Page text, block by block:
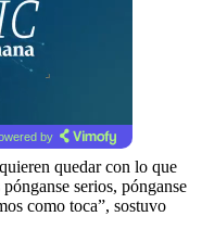
by
quedar con lo que
serios, pónganse
como toca”, sostuvo